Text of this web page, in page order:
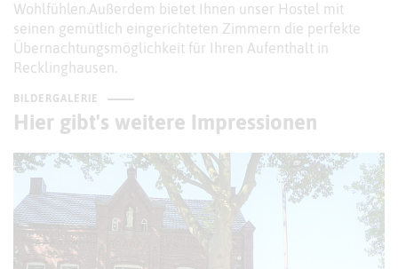
Wohlfühlen.Außerdem bietet Ihnen unser Hostel mit
seinen gemütlich eingerichteten Zimmern die perfekte
Übernachtungsmöglichkeit für Ihren Aufenthalt in
Recklinghausen.
BILDERGALERIE
Hier gibt's weitere Impressionen